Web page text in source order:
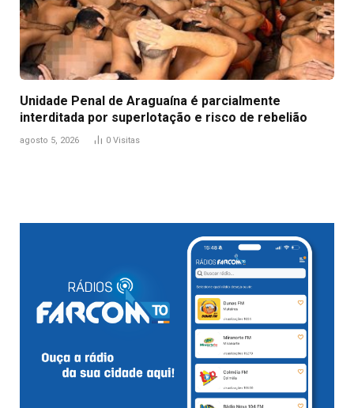
Unidade Penal de Araguaína é parcialmente
interditada por superlotação e risco de rebelião
agosto 5, 2026 0 Visitas